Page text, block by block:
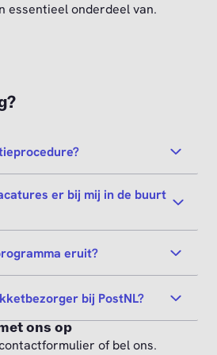
essentieel onderdeel van.
er bij mij in de buurt
eruit?
bij PostNL?
ons op
of bel ons.